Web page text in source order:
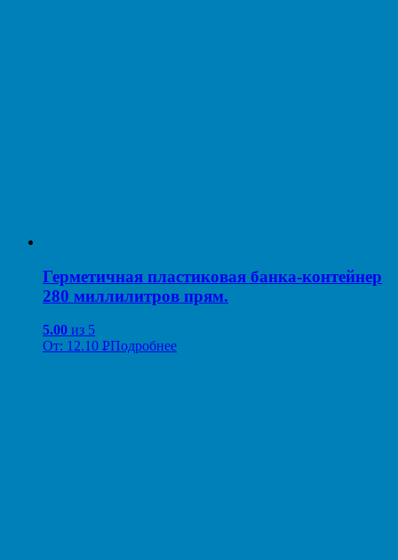
Герметичная пластиковая банка-контейнер
280 миллилитров прям.
5.00 из 5
От: 12.10 РПодробнее